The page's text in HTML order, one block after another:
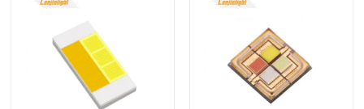
Tampilan VR
Tentang kita